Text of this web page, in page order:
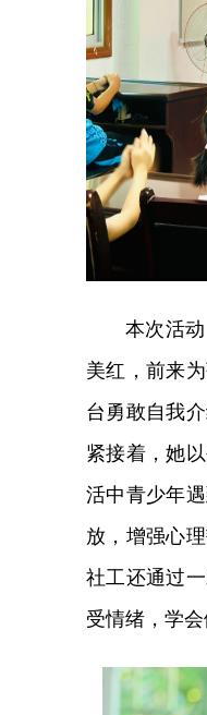
本次活
美红，前来
台勇敢自我
紧接着，她
活中青少年
放，增强心
社工还通过
受情绪，学会